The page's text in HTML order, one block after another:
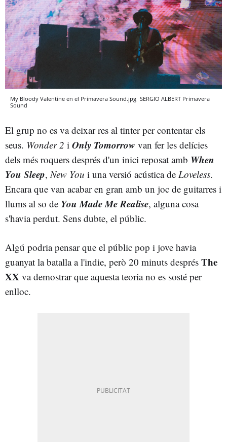
My Bloody Valentine en el Primavera Sound.jpg SERGIO ALBERT Primavera
Sound
El grup no es va deixar res al tinter per contentar els
seus. Wonder 2 i Only Tomorrow van fer les delícies
dels més roquers després d'un inici reposat amb When
You Sleep, New You i una versió acústica de Loveless.
Encara que van acabar en gran amb un joc de guitarres i
llums al so de You Made Me Realise, alguna cosa
s'havia perdut. Sens dubte, el públic.
Algú podria pensar que el públic pop i jove havia
guanyat la batalla a l'indie, però 20 minuts després The
XX va demostrar que aquesta teoria no es sosté per
enlloc.